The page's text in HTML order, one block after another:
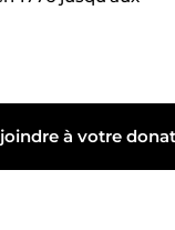
à votre